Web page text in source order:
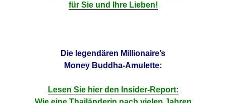
für Sie und Ihre Lieben!
Die legendären Millionaire’s
Money Buddha-Amulette:
Lesen Sie hier den Insider-Report: